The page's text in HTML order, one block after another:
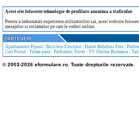
Acest site foloseste tehnologie de profilare anonima a traficului.
Pentru a imbunatati experienta utilizatorilor sai, acest website
mesajelor si reclamelor pe care le vedeti online.
Apartamente Pipera : Biciclete Electrice : Haine Bebelusi Fete :
Cod Postal : Firme paza : Parfumuri Tester : TV Online Romania :
© 2003-2026 eformulare.ro. Toate drepturile rezervate.